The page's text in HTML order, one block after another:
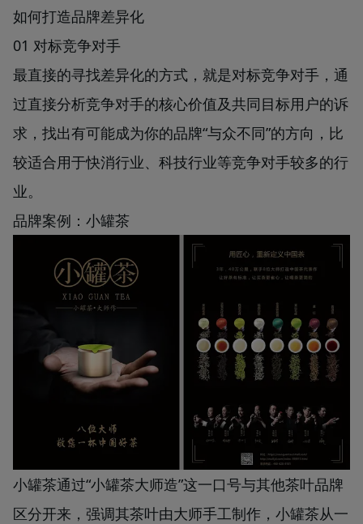
如何打造品牌差异化
01 对标竞争对手
最直接的寻找差异化的方式，就是对标竞争对手，通
过直接分析竞争对手的核心价值及共同目标用户的诉
求，找出有可能成为你的品牌“与众不同”的方向，比
较适合用于快消行业、科技行业等竞争对手较多的行
业。
品牌案例：小罐茶
小罐茶通过“小罐茶大师造”这一口号与其他茶叶品牌
区分开来，强调其茶叶由大师手工制作，小罐茶从一